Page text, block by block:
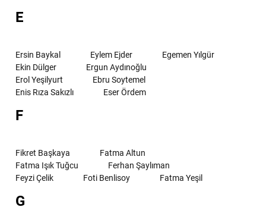
E
Ersin Baykal Eylem Ejder
Egemen Yılgür
Ekin Dülger
Ergun Aydınoğlu
Erol Yeşilyurt
Ebru Soytemel
Enis Rıza Sakızlı
Eser Ördem
F
Fikret Başkaya
Fatma Altun
Fatma Işık Tuğcu
Ferhan Şaylıman
Feyzi Çelik
Foti Benlisoy Fatma Yeşil
G